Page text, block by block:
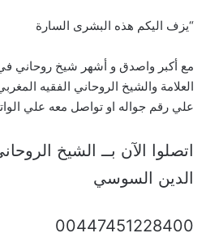
“يزف اليكم هذه البشرى السارة
مع أكبر واصدق و أشهر شيخ روحاني
العلامة والشيخ الروحاني الفقيه
علي رقم جواله او تواصل معه علي
اتصلوا الآن بــ الشيخ
الدين السوسي
00447451228400